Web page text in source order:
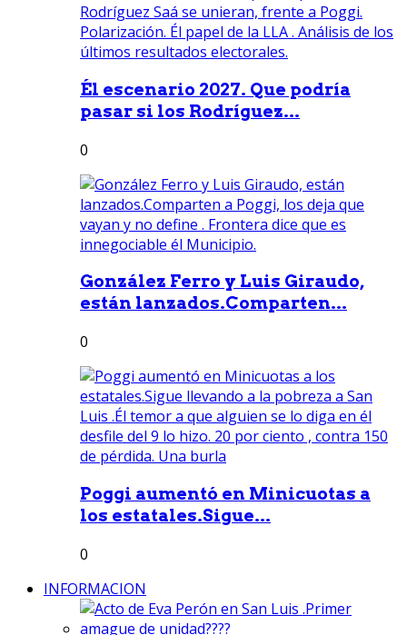
Él escenario 2027. Que podría
pasar si los Rodríguez...
0
González Ferro y Luis Giraudo,
están lanzados.Comparten...
0
Poggi aumentó en Minicuotas a
los estatales.Sigue...
0
INFORMACION